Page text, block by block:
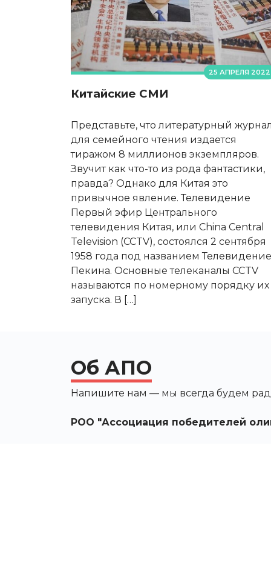
25 АПРЕЛЯ 2022
Китайские СМИ
Представьте, что литературный
для семейного чтения издается
тиражом 8 миллионов экземпляров.
Звучит как что-то из рода фантастики,
правда? Однако для Китая это
привычное явление. Телевидение
Первый эфир Центрального
телевидения Китая, или China Central
Television (CCTV), состоялся 2 сентября
1958 года под названием Телевидение
Пекина. Основные телеканалы CCTV
называются по номерному порядку их
запуска. В […]
Об АПО
Напишите нам — мы всегда будем
РОО "Ассоциация победителей